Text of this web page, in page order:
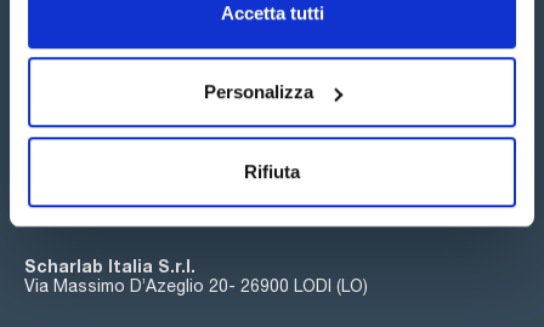
Accetta tutti
Personalizza
Rifiuta
Iscriviti alla Newsletter
Scharlab Italia S.r.l.
Via Massimo D’Azeglio 20- 26900 LODI (LO)